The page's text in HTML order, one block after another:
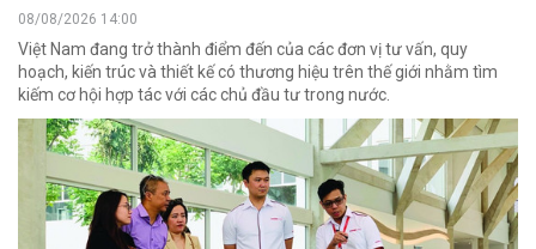
08/08/2026 14:00
Việt Nam đang trở thành điểm đến của các đơn vị tư vấn, quy
hoạch, kiến trúc và thiết kế có thương hiệu trên thế giới nhằm tìm
kiếm cơ hội hợp tác với các chủ đầu tư trong nước.